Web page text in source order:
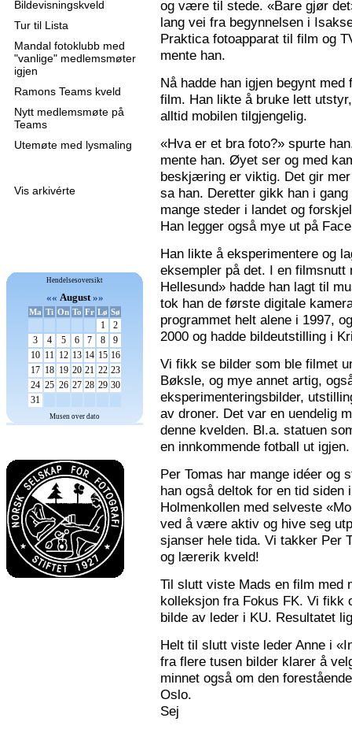
Bildevisningskveld
Tur til Lista
Mandal fotoklubb med
"vanlige" medlemsmøter
igjen
Ramons Teams kveld
Nytt medlemsmøte på
Teams
Utemøte med lysmaling
Vis arkivérte
Hendelsesoversikt
«« August»»
Ma Ti On To Fr Lø Sø
1
2
3
4 5 6 7 8
9
10 11 12 13 14 15 16
17 18 19 20 21 22 23
24 25 26 27 28 29 30
31
Musen over dato
og være til stede. «Bare gjør
lang vei fra begynnelsen i
Praktica fotoapparat til film og
mente han.
Nå hadde han igjen begynt
film. Han likte å bruke lett
alltid mobilen tilgjengelig.
«Hva er et bra foto?» spurte
mente han. Øyet ser og med
beskjæring er viktig. Det gir
sa han. Deretter gikk han i
mange steder i landet og
Han legger også mye ut på
Han likte å eksperimentere og
eksempler på det. I en filmsnutt
Hellesund» hadde han lagt til
tok han de første digitale
programmet helt alene i 1997,
2000 og hadde bildeutstilling i
Vi fikk se bilder som ble filmet
Bøksle, og mye annet artig,
eksperimenteringsbilder,
av droner. Det var en uendelig
denne kvelden. Bl.a. statuen
en innkommende fotball ut igjen.
Per Tomas har mange idéer og
han også deltok for en tid siden
Holmenkollen med selveste
ved å være aktiv og hive seg
sjanser hele tida. Vi takker Per
og lærerik kveld!
Til slutt viste Mads en film med
kolleksjon fra Fokus FK. Vi fikk
bilde av leder i KU. Resultatet
Helt til slutt viste leder Anne i
fra flere tusen bilder klarer å
minnet også om den
Oslo.
Sej